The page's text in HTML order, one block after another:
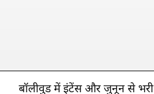
बॉलीवुड में इंटेंस और जुनून से भरी